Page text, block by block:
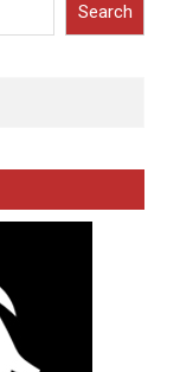
Search